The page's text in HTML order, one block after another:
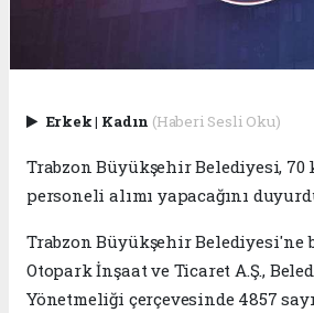
Erkek| Kadın (Haberi Sesli Oku)
Trabzon Büyükşehir Belediyesi,
personeli alımı yapacağını
Trabzon Büyükşehir Belediyesi'ne
Otopark İnşaat ve Ticaret A.Ş.,
Yönetmeliği çerçevesinde 4857